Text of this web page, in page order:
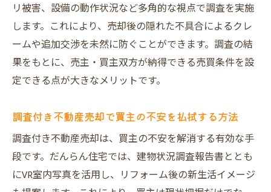
リ被害、設備の動作状況など多角的な視点で調査を実施
します。これにより、売却後の隠れた不具合によるクレ
ームや追加交渉を未然に防ぐことができます。調査の結
果をもとに、売主・買主双方が納得できる売買条件を設
定できる点が大きなメリットです。
調査付き不動産売却で買主の不安を払拭する方法
調査付き不動産売却は、買主の不安を解消する有効な手
段です。だんらん住宅では、建物状況調査報告書ととも
にVR室内写真を活用し、リフォーム後の新生活イメージ